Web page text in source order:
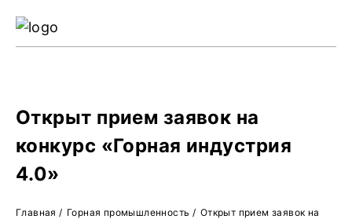
Открыт прием заявок на
конкурс «Горная индустрия
4.0»
Главная / Горная промышленность / Открыт прием заявок на